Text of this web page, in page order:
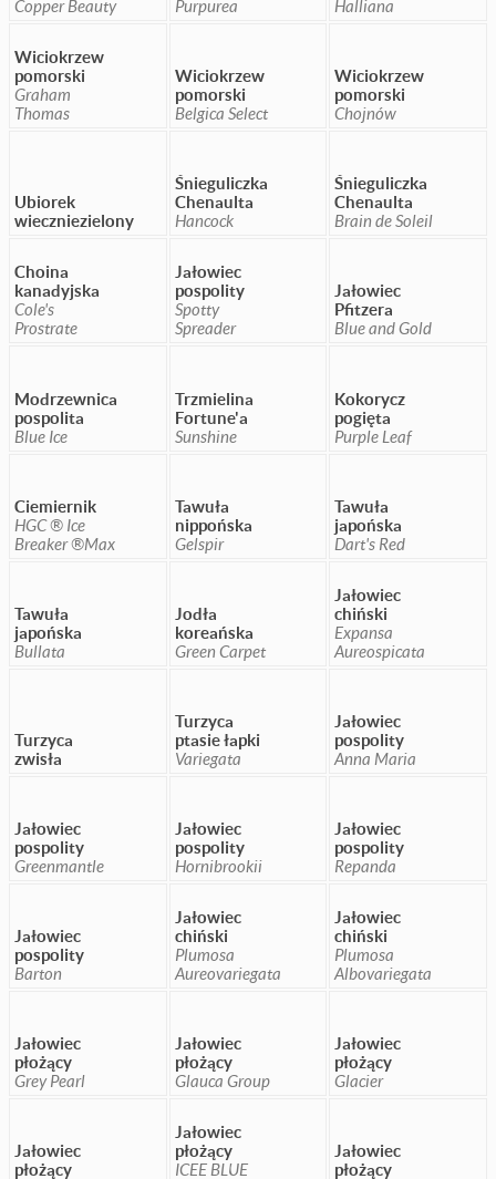
Copper Beauty
Purpurea
Halliana
Wiciokrzew
pomorski
Graham
Thomas
Wiciokrzew
pomorski
Belgica Select
Wiciokrzew
pomorski
Chojnów
Ubiorek
wieczniezielony
Śnieguliczka
Chenaulta
Hancock
Śnieguliczka
Chenaulta
Brain de Soleil
Choina
kanadyjska
Cole's
Prostrate
Jałowiec
pospolity
Spotty
Spreader
Jałowiec
Pfitzera
Blue and Gold
Modrzewnica
pospolita
Blue Ice
Trzmielina
Fortune'a
Sunshine
Kokorycz
pogięta
Purple Leaf
Ciemiernik
HGC ® Ice
Breaker ®Max
Tawuła
nippońska
Gelspir
Tawuła
japońska
Dart's Red
Tawuła
japońska
Bullata
Jodła
koreańska
Green Carpet
Jałowiec
chiński
Expansa
Aureospicata
Turzyca
zwisła
Turzyca
ptasie łapki
Variegata
Jałowiec
pospolity
Anna Maria
Jałowiec
pospolity
Greenmantle
Jałowiec
pospolity
Hornibrookii
Jałowiec
pospolity
Repanda
Jałowiec
pospolity
Barton
Jałowiec
chiński
Plumosa
Aureovariegata
Jałowiec
chiński
Plumosa
Albovariegata
Jałowiec
płożący
Grey Pearl
Jałowiec
płożący
Glauca Group
Jałowiec
płożący
Glacier
Jałowiec
płożący
Jałowiec
płożący
ICEE BLUE
Jałowiec
płożący